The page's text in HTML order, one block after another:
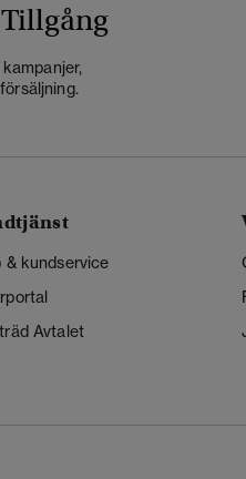
& kundservice
Avtalet